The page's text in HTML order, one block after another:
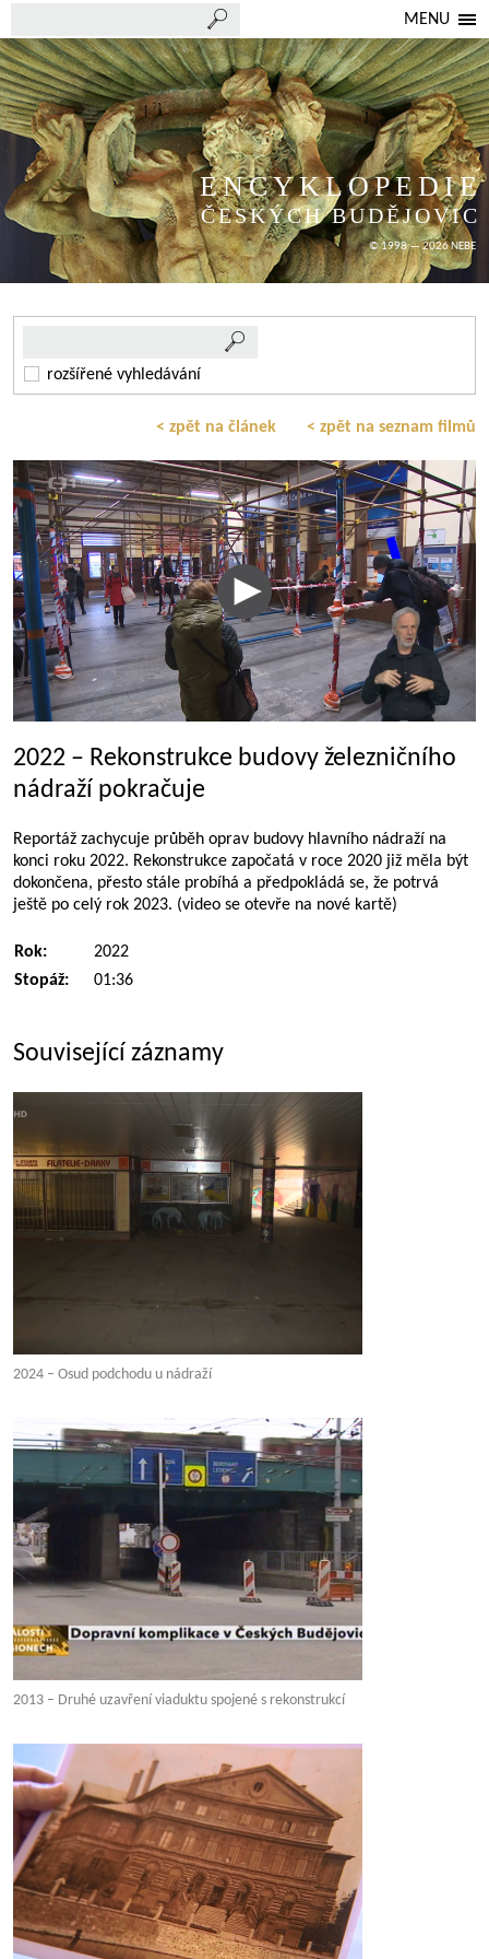
MENU
ENCYKLOPEDIE
ČESKÝCH BUDĚJOVIC
© 1998 — 2026 NEBE
rozšířené vyhledávání
< zpět na článek < zpět na seznam filmů
2022 – Rekonstrukce budovy železničního
nádraží pokračuje
Reportáž zachycuje průběh oprav budovy hlavního nádraží na
konci roku 2022. Rekonstrukce započatá v roce 2020 již měla být
dokončena, přesto stále probíhá a předpokládá se, že potrvá
ještě po celý rok 2023. (video se otevře na nové kartě)
Rok:
2022
Stopáž:
01:36
Související záznamy
2024 – Osud podchodu u nádraží
2013 – Druhé uzavření viaduktu spojené s rekonstrukcí